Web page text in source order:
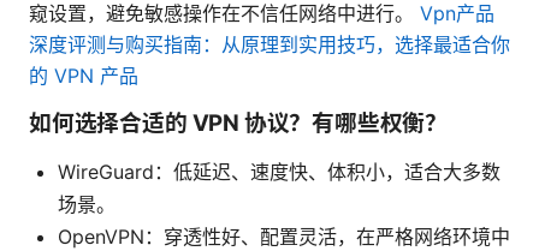
窥设置，避免敏感操作在不信任网络中进行。 Vpn产品
深度评测与购买指南：从原理到实用技巧，选择最适合你
的 VPN 产品
如何选择合适的 VPN 协议？有哪些权衡？
WireGuard：低延迟、速度快、体积小，适合大多数
场景。
OpenVPN：穿透性好、配置灵活，在严格网络环境中